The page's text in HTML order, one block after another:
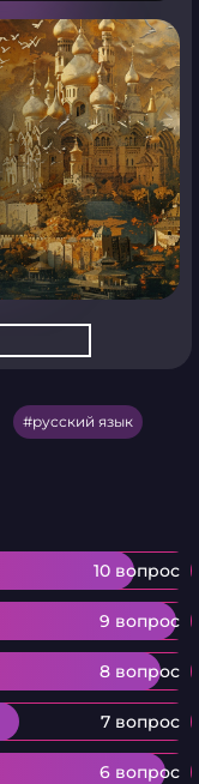
русский язык
10 вопрос
9 вопрос
8 вопрос
7 вопрос
6 вопрос